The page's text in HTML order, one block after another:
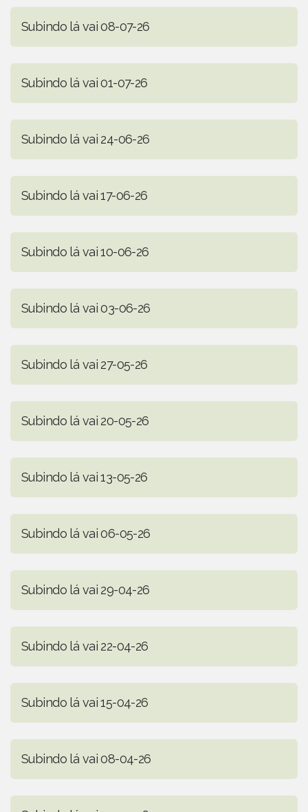
Subindo lá vai 08-07-26
Subindo lá vai 01-07-26
Subindo lá vai 24-06-26
Subindo lá vai 17-06-26
Subindo lá vai 10-06-26
Subindo lá vai 03-06-26
Subindo lá vai 27-05-26
Subindo lá vai 20-05-26
Subindo lá vai 13-05-26
Subindo lá vai 06-05-26
Subindo lá vai 29-04-26
Subindo lá vai 22-04-26
Subindo lá vai 15-04-26
Subindo lá vai 08-04-26